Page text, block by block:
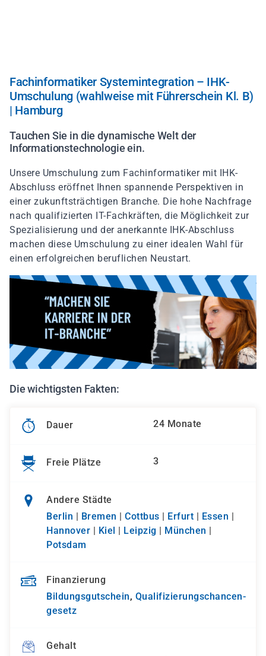
Fachinformatiker Systemintegration – IHK-
Umschulung (wahlweise mit Führerschein Kl. B)
| Hamburg
Tauchen Sie in die dynamische Welt der
Informationstechnologie ein.
Unsere Umschulung zum Fachinformatiker mit IHK-
Abschluss eröffnet Ihnen spannende Perspektiven in
einer zukunftsträchtigen Branche. Die hohe Nachfrage
nach qualifizierten IT-Fachkräften, die Möglichkeit zur
Spezialisierung und der anerkannte IHK-Abschluss
machen diese Umschulung zu einer idealen Wahl für
einen erfolgreichen beruflichen Neustart.
Die wichtigsten Fakten:
Dauer 24 Monate
Freie Plätze 3
Andere Städte
Berlin
Bremen Cottbus Erfurt Essen
Hannover
Kiel Leipzig München
Potsdam
Finanzierung
Bildungsgutschein, Qualifizierungs­chancen­
gesetz
Gehalt